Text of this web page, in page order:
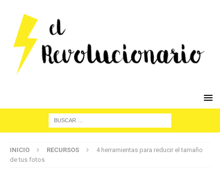
INICIO RECURSOS
4 herramientas para reducir el tamaño
de tus fotos